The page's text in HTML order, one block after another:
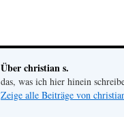
Über christian s.
das, was ich hier hinein
Zeige alle Beiträge von